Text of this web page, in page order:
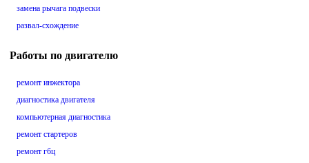
замена рычага подвески
развал-схождение
Работы по двигателю
ремонт инжектора
диагностика двигателя
компьютерная диагностика
ремонт стартеров
ремонт гбц